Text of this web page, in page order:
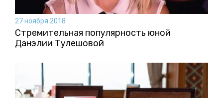
27 ноября 2018
Стремительная популярность юной
Данэлии Тулешовой